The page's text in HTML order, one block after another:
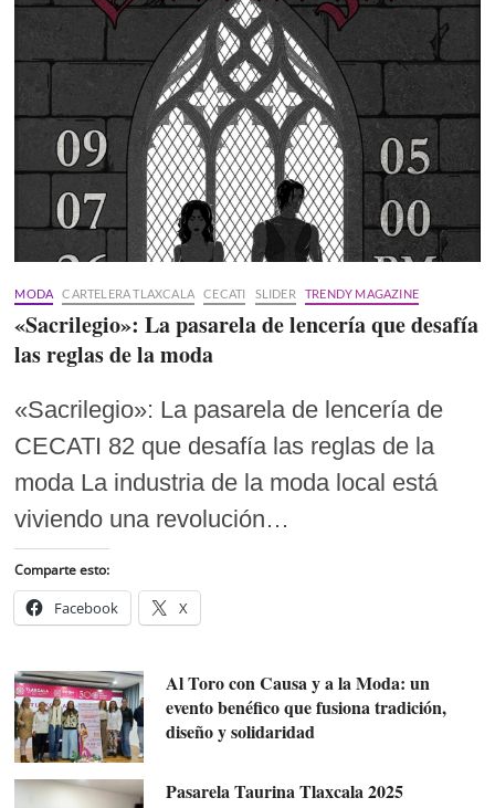
MODA CARTELERA TLAXCALA CECATI SLIDER TRENDY MAGAZINE
«Sacrilegio»: La pasarela de lencería que desafía
las reglas de la moda
«Sacrilegio»: La pasarela de lencería de
CECATI 82 que desafía las reglas de la
moda La industria de la moda local está
viviendo una revolución…
Comparte esto:
Facebook X
Al Toro con Causa y a la Moda: un
evento benéfico que fusiona tradición,
diseño y solidaridad
Pasarela Taurina Tlaxcala 2025